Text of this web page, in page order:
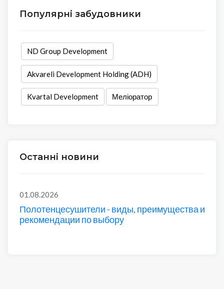
Популярні забудовники
ND Group Development
Akvareli Development Holding (ADH)
Kvartal Development Меліоратор
Останні новини
01.08.2026
Полотенцесушители - виды, преимущества и
рекомендации по выбору